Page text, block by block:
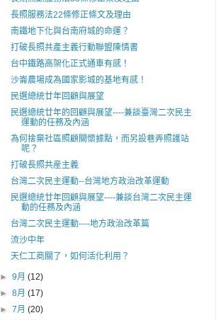
長照服務法22條修正條文及理由
南鐵地下化與台南府城的命運？
打破長照共產主義行動聯盟陳情書
台中鐵路高架化正式通車有感！
沙崙農場成為國家影城的基地有感！
民選總統廿年回顧與展望
民選總統廿年的回顧與展望----兼談臺灣二次民主
運動的任務及內涵
為何捨棄社區照顧關懷據點，而另設巷弄照護站
呢？
打破長照共産主義
台灣二次民主運動--台灣地方政治改革運動
民選總統廿年回顧與展望----兼談台灣二次民主運
動的任務及內涵
台灣二次民主運動----地方政治改革篇
流沙中年
天仁工商關了，如何活化利用？
►9月(12)
►8月(17)
►7月(20)